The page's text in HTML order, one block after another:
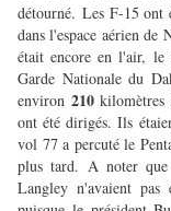
détourné. Les F-15 ont
dans l'espace aérien
était encore en l'air,
Garde Nationale du
environ 210kilomètres
ont été dirigés. Ils
vol 77 a percuté le
plus tard. A noter que
Langley n'avaient pas